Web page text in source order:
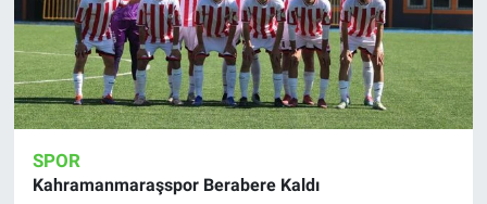
SPOR
Kahramanmaraşspor Berabere Kaldı